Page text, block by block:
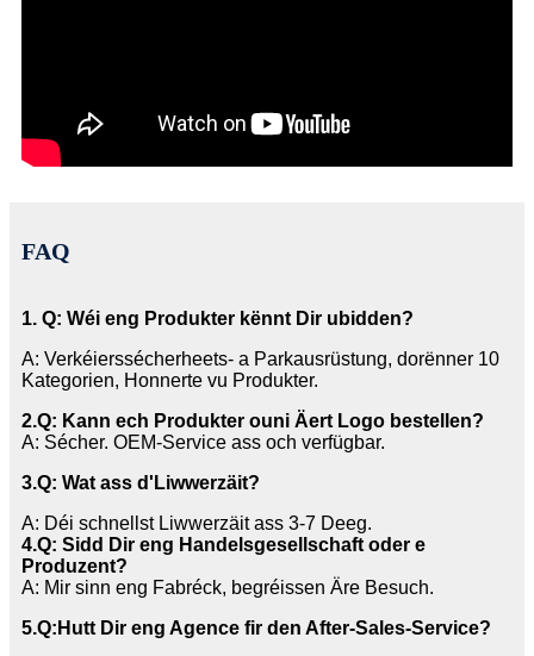
FAQ
1. Q: Wéi eng Produkter kënnt Dir ubidden?
A: Verkéierssécherheets- a Parkausrüstung, dorënner 10
Kategorien, Honnerte vu Produkter.
2.Q: Kann ech Produkter ouni Äert Logo bestellen?
A: Sécher. OEM-Service ass och verfügbar.
3.Q: Wat ass d'Liwwerzäit?
A: Déi schnellst Liwwerzäit ass 3-7 Deeg.
4.Q: Sidd Dir eng Handelsgesellschaft oder e
Produzent?
A: Mir sinn eng Fabréck, begréissen Äre Besuch.
5.Q: Hutt Dir eng Agence fir den After-Sales-Service?